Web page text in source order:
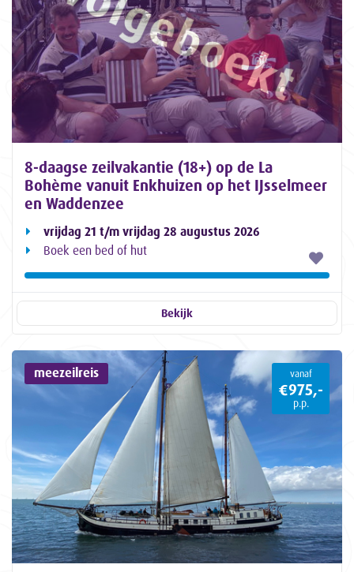
8-daagse zeilvakantie (18+) op de La
Bohème vanuit Enkhuizen op het IJsselmeer
en Waddenzee
vrijdag 21 t/m vrijdag 28 augustus 2026
Boek een bed of hut
Bekijk
meezeilreis vanaf
€975,-
p.p.